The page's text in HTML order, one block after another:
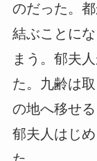
のだった。
結ぶことに
まう。郁夫
た。九齢は
の地へ移せ
郁夫人はじ